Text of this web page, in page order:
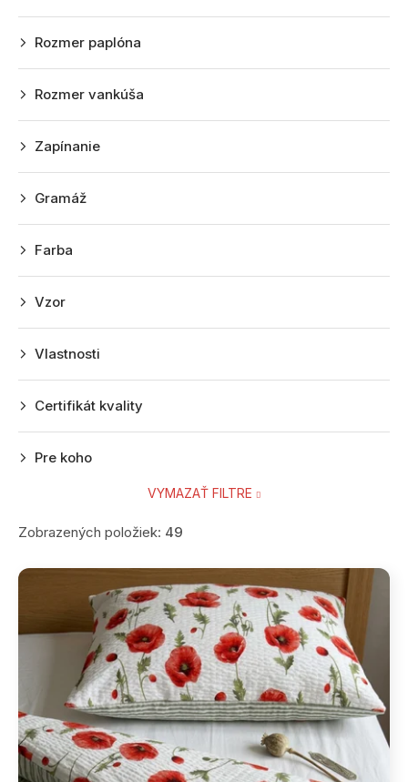
o
u
Farba
Zapínanie
Gramáž
Rozmer vankúša
Rozmer paplóna
Vzor
Vlastnosti
Certifikát kvality
Pre koho
VYMAZAŤ FILTRE
Zobrazených položiek: 49
V
o
d